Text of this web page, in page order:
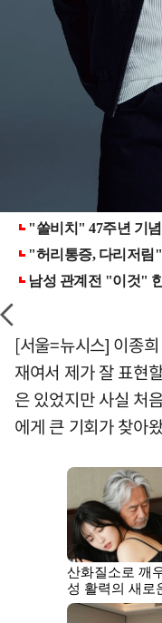
[서울=뉴시스] 이종
재여서 제가 잘 표현
은 있었지만 사실 처
에게 큰 기회가 찾아